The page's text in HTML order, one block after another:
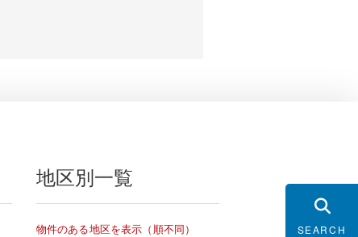
SEARCH
地区別一覧
物件のある地区を表示（順不同）